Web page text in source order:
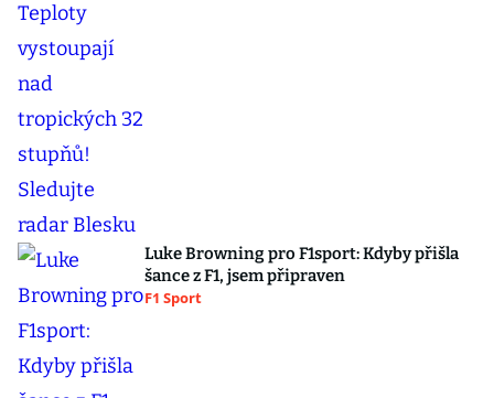
Luke Browning pro F1sport: Kdyby přišla
šance z F1, jsem připraven
F1 Sport